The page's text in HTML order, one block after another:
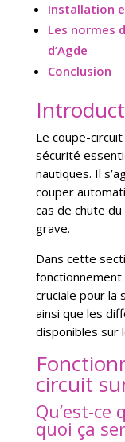
Installation
Les normes
d’Agde
Conclusion
Le coupe-
sécurité
nautiques. Il
couper
cas de chute
grave.
Dans cette
fonctionnement
cruciale pour la
ainsi que les
disponibles sur
circuit
Qu’est-ce
quoi ça